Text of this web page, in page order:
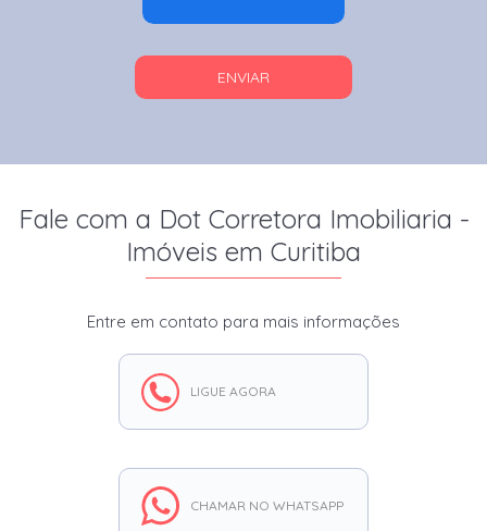
ENVIAR
Fale com a Dot Corretora Imobiliaria -
Imóveis em Curitiba
Entre em contato para mais informações
LIGUE AGORA
CHAMAR NO WHATSAPP